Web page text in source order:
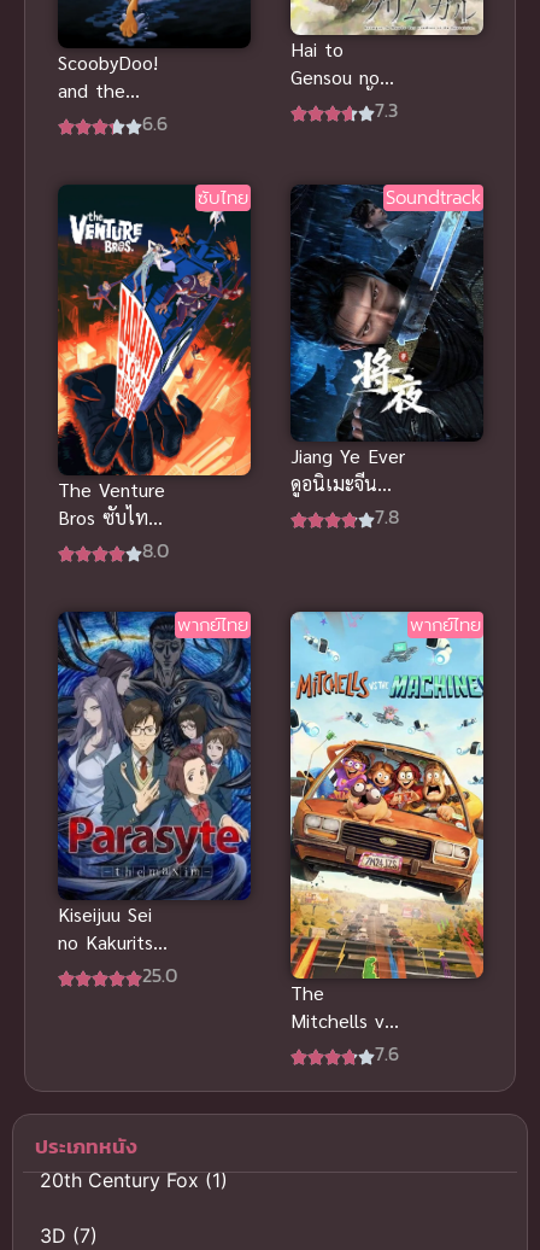
ScoobyDoo!
and the
Loch Ness
ไทย
6.6
Hai to
Gensou no
Grimgar ขี้เถ้า
(ซับไทย)
7.3
ซับไทย
The Venture
Bros ซับไทย
ตลก
และฮีโร่สุด
ป่วนฮาๆ
8.0
Soundtrack
Jiang Ye Ever
ดูอนิเมะจีน
สยบฟ้าพิชิต7.8
พากย์ไทย
Kiseijuu Sei
no Kakuritsu
ปรสิต
25.0
พากย์ไทย
The
Mitchells vs
The
7.6
ประเภทหนัง
20th Century Fox(1)
3D (7)